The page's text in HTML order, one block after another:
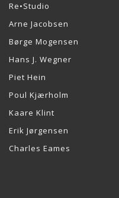
Re•Studio
Arne Jacobsen
Børge Mogensen
Hans J. Wegner
Piet Hein
Poul Kjærholm
Kaare Klint
Erik Jørgensen
Charles Eames